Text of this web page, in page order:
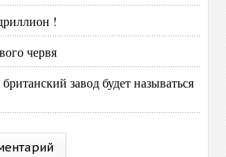
!
червя
завод будет называться